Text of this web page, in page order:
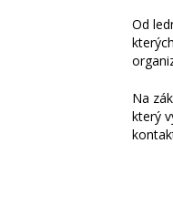
Od
Na
který